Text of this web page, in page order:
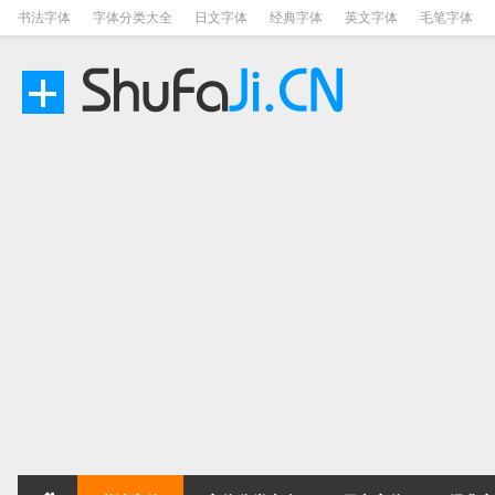
书法字体 字体分类大全 日文字体 经典字体 英文字体 毛笔字体